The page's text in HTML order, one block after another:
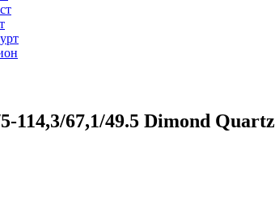
114,3/67,1/49.5 Dimond Quartz